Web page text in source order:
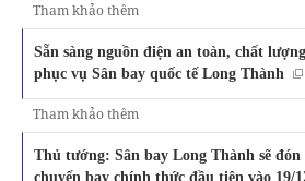
Tham khảo thêm
Sẵn sàng nguồn điện an toàn, chất
phục vụ Sân bay quốc tế Long Thành
Tham khảo thêm
Thủ tướng: Sân bay Long Thành sẽ đón
chuyến bay chính thức đầu tiên vào 19/